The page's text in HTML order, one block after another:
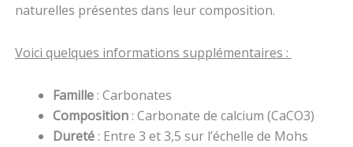
naturelles présentes dans leur composition.
Voici quelques informations supplémentaires :
Famille: Carbonates
Composition: Carbonate de calcium (CaCO3)
Dureté: Entre 3 et 3,5 sur l’échelle de Mohs